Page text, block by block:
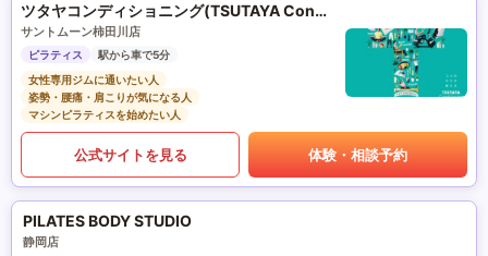
ツタヤコンディショニング(TSUTAYA Conditioning)PILATES
サントムーン柿田川店
ピラティス
駅から車で5分
女性専用ジムに通いたい人
姿勢・腰痛・肩こりが気になる人
マシンピラティスを始めたい人
公式サイトを見る 体験・相談予約
PILATES BODY STUDIO
静岡店